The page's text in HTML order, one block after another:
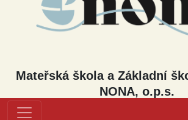
Mateřská škola a Základní
NONA, o.p.s.